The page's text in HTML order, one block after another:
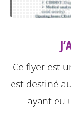
Ce flyer est
est destiné
ayant eu